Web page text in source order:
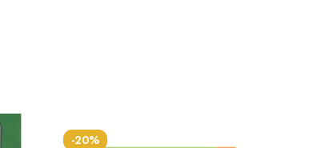
-20%